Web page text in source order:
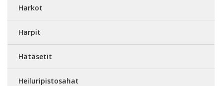
Harkot
Harpit
Hätäsetit
Heiluripistosahat